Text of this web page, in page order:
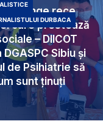
cu sânge rece
care prestează
– DIICOT
DGASPC Sibiu și
de Psihiatrie să
sunt ținuți
DURBACA